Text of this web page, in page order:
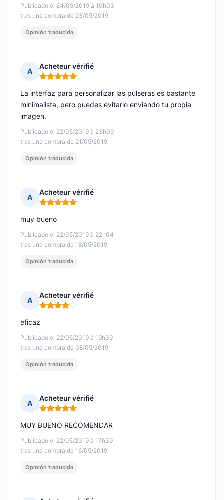
Publicado el 24/05/2019 à 10h03
tras una compra de 23/05/2019
Opinión traducida
A
Acheteur vérifié
Nota: 5 de 5
Publicado el 22/05/2019 à 23h00
tras una compra de 21/05/2019
La interfaz para personalizar las pulseras es bastante
minimalista, pero puedes evitarlo enviando tu propia
imagen.
Opinión traducida
A
Acheteur vérifié
Nota: 5 de 5
Publicado el 22/05/2019 à 22h04
tras una compra de 18/05/2019
muy bueno
Opinión traducida
A
Acheteur vérifié
Nota: 4 de 5
Publicado el 22/05/2019 à 19h39
tras una compra de 08/05/2019
eficaz
Opinión traducida
A
Acheteur vérifié
Nota: 5 de 5
Publicado el 22/05/2019 à 17h39
tras una compra de 16/05/2019
MUY BUENO RECOMENDAR
Opinión traducida